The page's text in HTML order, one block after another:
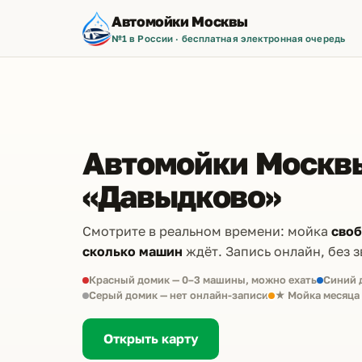
Автомойки Москвы
№1 в России · бесплатная электронная очередь
Автомойки
«Давыдково»
Смотрите в реальном времени: мойка
сколько машин ждёт. Запись онлайн, без
Красный домик — 0–3 машины, можно ехать Синий
Серый домик — нет онлайн-записи
★ Мойка месяца
Открыть карту